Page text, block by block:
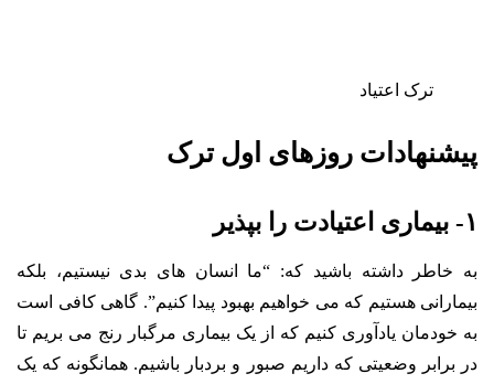
ترک اعتیاد
پیشنهادات روزهای اول ترک
۱- بیماری اعتیادت را بپذیر
به خاطر داشته باشید که: “ما انسان های بدی نیستیم، بلکه
بیمارانی هستیم که می خواهیم بهبود پیدا کنیم”. گاهی کافی است
به خودمان یادآوری کنیم که از یک بیماری مرگبار رنج می بریم تا
در برابر وضعیتی که داریم صبور و بردبار باشیم. همانگونه که یک